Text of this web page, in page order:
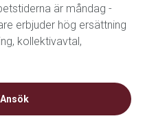
är måndag -
erbjuder hög ersättning
kollektivavtal,